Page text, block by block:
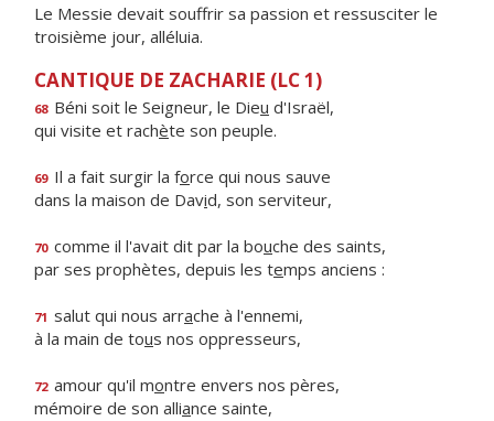
Le Messie devait souffrir sa passion et ressusciter le
troisième jour, alléluia.
CANTIQUE DE ZACHARIE (LC 1)
68 Béni soit le Seigneur, le Dieu d'Israël,
qui visite et rachète son peuple.
69 Il a fait surgir la force qui nous sauve
dans la maison de David, son serviteur,
70 comme il l'avait dit par la bouche des saints,
par ses prophètes, depuis les temps anciens :
71 salut qui nous arrache à l'ennemi,
à la main de tous nos oppresseurs,
72 amour qu'il montre envers nos pères,
mémoire de son alliance sainte,